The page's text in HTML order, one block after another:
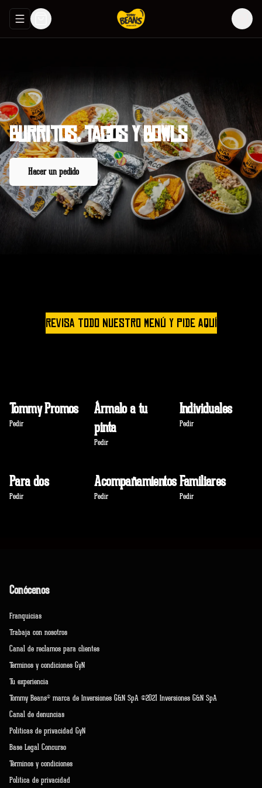
Abrir menu de navegación Login
Burritos,tacosybowls
Hacer un pedido
REVISA TODO NUESTRO MENÚ Y PIDE AQUÍ
Tommy Promos
Pedir
Ármalo a tu
pinta
Pedir
Individuales
Pedir
Para dos
Pedir
Acompañamientos
Pedir
Familiares
Pedir
Conócenos
Franquicias
Trabaja con nosotros
Canal de reclamos para clientes
Terminos y condiciones GyN
Tu experiencia
Tommy Beans® marca de Inversiones G&N SpA ©2021 Inversiones G&N SpA
Canal de denuncias
Políticas de privacidad GyN
Base Legal Concurso
Términos y condiciones
Política de privacidad